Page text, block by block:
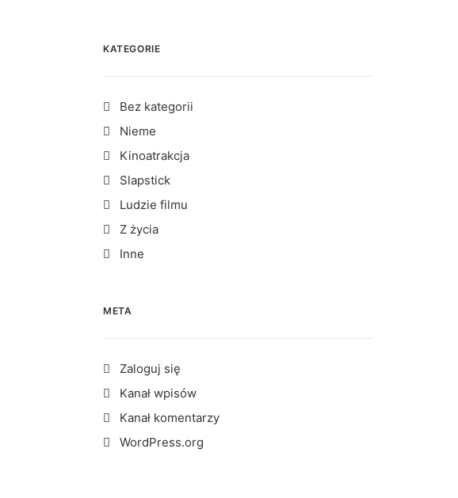
KATEGORIE
Bez kategorii
Nieme
Kinoatrakcja
Slapstick
Ludzie filmu
Z życia
Inne
META
Zaloguj się
Kanał wpisów
Kanał komentarzy
WordPress.org